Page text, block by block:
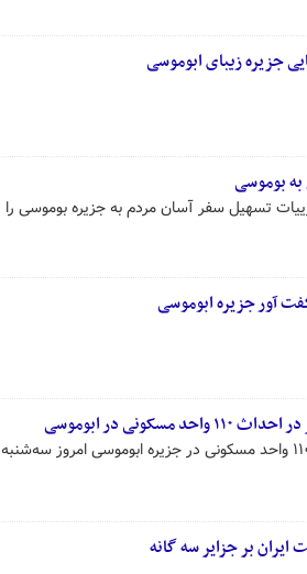
جزیره زیبای ابوموسی
بوموسی
تسهیل سفر آسان مردم به جزیره بوموسی
آور جزیره ابوموسی
در ابوموسی
بر جزایر سه گانه